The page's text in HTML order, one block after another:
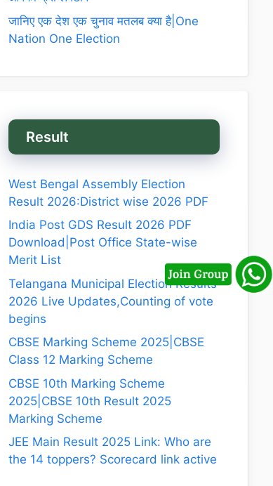
जानिए एक देश एक चुनाव मतलब क्या है|One
Nation One Election
Result
West Bengal Assembly Election
Result 2026:District wise 2026 PDF
India Post GDS Result 2026 PDF
Download|Post Office State-wise
Merit List
Telangana Municipal Election Results
2026 Live Updates,Counting of vote
begins
CBSE Marking Scheme 2025|CBSE
Class 12 Marking Scheme
CBSE 10th Marking Scheme
2025|CBSE 10th Result 2025
Marking Scheme
JEE Main Result 2025 Link: Who are
the 14 toppers? Scorecard link active